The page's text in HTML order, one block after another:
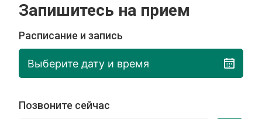
Запишитесь на прием
Расписание и запись
Выберите дату и время
Позвоните сейчас